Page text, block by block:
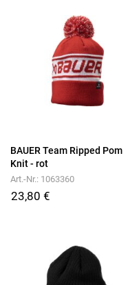
BAUER Team Ripped Pom
Knit - rot
Art.-Nr.: 1063360
23,80 €